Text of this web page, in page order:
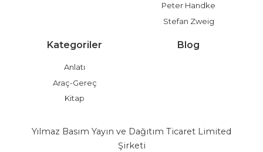
Peter Handke
Stefan Zweig
Kategoriler
Anlatı
Araç-Gereç
Kitap
Blog
Yılmaz Basım Yayın ve Dağıtım Ticaret Limited
Şirketi